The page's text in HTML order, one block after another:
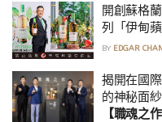
開創蘇格
列「伊甸
BY EDGAR
揭開在國
的神秘面
【職魂之作